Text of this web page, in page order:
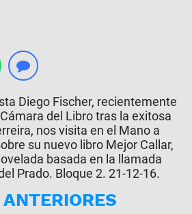
Diego Fischer, recientemente
del Libro tras la exitosa
nos visita en el Mano a
su nuevo libro Mejor Callar,
basada en la llamada
Prado. Bloque 2. 21-12-16.